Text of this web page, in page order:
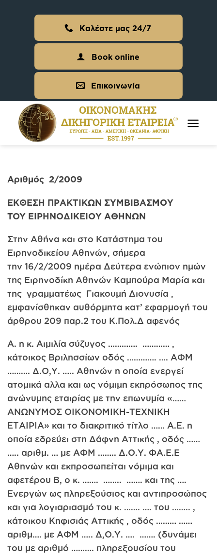
Καλέστε μας 24/7
Book online
Επικοινωνία
Αριθμός 2/2009
ΕΚΘΕΣΗ ΠΡΑΚΤΙΚΩΝ ΣΥΜΒΙΒΑΣΜΟΥ
TOY ΕΙΡΗΝΟΔΙΚΕΙΟΥ ΑΘΗΝΩΝ
Στην Αθήνα και στο Κατάστημα του
Ειρηνοδικείου Αθηνών, σήμερα
την 16/2/2009 ημέρα Δεύτερα ενώπιον ημών
της Ειρηνοδίκη Αθηνών Καμπούρα Μαρία και
της γραμματέως Γιακουμή Διονυσία ,
εμφανίσθηκαν αυθόρμητα κατ’ εφαρμογή του
άρθρου 209 παρ.2 του Κ.Πολ.Δ αφενός
Α. η κ. Αιμιλία σύζυγος …………. ………… ,
κάτοικος Βριλησσίων οδός …………. …. ΑΦΜ
………. Δ.Ο,Υ. ….. Αθηνών η οποία ενεργεί
ατομικά αλλα και ως νόμιμη εκπρόσωπος της
ανώνυμης εταιρίας με την επωνυμία «……
ΑΝΩΝΥΜΟΣ ΟIΚΟΝΟΜΙΚΗ-ΤΕΧΝΙΚΗ
ΕΤΑΙΡΙΑ» και το διακριτικό τίτλο …… Α.Ε. η
οποία εδρεύει στη Δάφνη Αττικής , οδός ……
….. αριθμ. … με ΑΦΜ …….. Δ.Ο.Υ. ΦΑ.Ε.Ε
Αθηνών και εκπροσωπείται νόμιμα και
αφετέρου Β, ο κ. ……. …….. ……. και της ….
Ενεργών ως πληρεξούσιος και αντιπροσώπος
και για λογιαριασμό του κ. ……. …. του …….. ,
κάτοικου Κηφισιάς Αττικής , οδός ……… ……
αριθμ…. με ΑΦΜ ….. Δ,Ο.Υ. …. ……. (δυνάμει
του με αριθμό ………. πληρεξουσίου του